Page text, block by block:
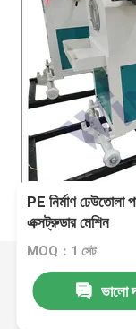
PE নির্মাণ ঢেউতোলা
এক্সট্রুডার মেশিন
MOQ：1 সেট
ভালো